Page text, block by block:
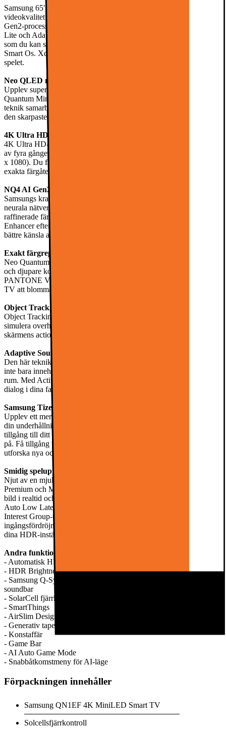
Samsung 65" QN1EF 4K Edge MiniLED Smart TV levererar hög
videokvalitet med Quantum Matrix Technology Slim, NQ4 AI
Gen2-processor och Neo Quantum HDR. Object Tracking Sound
Lite och Adaptive Sound+ levererar ett rikt surroundljud samtidigt
som du kan streama vilket innehåll som helst på nätet med Tizen
Smart Os. Xcelerator 144Hz andra funktioner jälper dig att vinna i
spelet.
Neo QLED med Quantum Matrix Technology Slim
Upplev superfokuserat ljus och episk svärta med Samsungs ultrafina
Quantum Mini LEDs för bättre bildprecision. Denna innovativa
teknik samarbetar med den kraftfulla AI-processorn för att leverera
den skarpaste 4K-visningen hittills.
4K Ultra HD-upplösning
4K Ultra HD-upplösning öppnar en helt ny värld av tv-tittande. Njut
av fyra gånger fler pixlar (3840 x 2160) jämfört med Full HD (1920
x 1080). Du får den bästa rörelseskärpan, kontrasten och mest
exakta färgåtergivningen.
NQ4 AI Gen2-processor
Samsungs kraftfulla NQ4 AI Gen2-processor använder 20 AI-
neurala nätverk för att uppskala innehåll till 4K för skarp detalj,
raffinerade färger och kontrast till omgivningen. Real Depth
Enhancer efterliknar det mänskliga ögats funktion för att skapa en
bättre känsla av djup.
Exakt färgrepresentation med Neo Quantum HDR
Neo Quantum HDR-tekniken ger ännu mer exakt färgrepresentation
och djupare kontrast än sin föregångare. Med Color Booster Pro och
PANTONE Validated-certifiering kommer varje ögonblick på din
TV att blomma ut med rika, levande och dynamiska färger.
Object Tracking Sound Lite
Object Tracking Sound Lite använder TV:ns högtalare för att
simulera overheadljud, vilket resulterar i virtuellt 3D-ljud som följer
skärmens action och får dig att känna att du stod mitt i alltihop.
Adaptive Sound+ med Active Voice Amplifier
Den här tekniken använder AI för att anpassa det utgående ljudet till
inte bara innehållet du tittar på utan även till bakgrundsljud i ditt
rum. Med Active Voice Amplifier missar du aldrig en enda rad av
dialog i dina favoritfilmer.
Samsung Tizen OS
Upplev ett mer intelligent och integrerat system med Tizen och ha all
din underhållning på ett ställe. Tizen är designad för att ge dig enkel
tillgång till ditt favoritinnehåll så snart din Samsung Smart TV slås
på. Få tillgång till filmer, serier, sociala medier eller ladda ner och
utforska nya och spännande appar.
Smidig spelupplevelse
Njut av en mjuk upplevelse utan suddighet med AMD FreeSync
Premium och Motion Xcelerator-teknik som optimerar flytet i varje
bild i realtid och tillåter upp till 144Hz uppdateringsfrekvens. Med
Auto Low Latency Mode, Variable Refresh Rate och HDR Gaming
Interest Group-tonmappning som minskar din TV:s
ingångsfördröjning, ökar känsligheten för kontrollerna och optimerar
dina HDR-inställningar medan du spelar.
Andra funktioner:
- Automatisk HDR-remastering
- HDR Brightness Optimizer
- Samsung Q-Symphony för synkroniserat ljud med Samsungs
soundbar
- SolarCell fjärrkontroll
- SmartThings
- AirSlim Design
- Generativ tapet
- Konstaffär
- Game Bar
- AI Auto Game Mode
- Snabbåtkomstmeny för AI-läge
Förpackningen innehåller
Samsung QN1EF 4K MiniLED Smart TV
Solcellsfjärrkontroll